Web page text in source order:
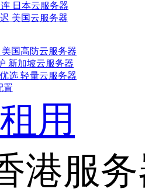
日本云服务器
美国云服务器
美国高防云服务器
新加坡云服务器
选 轻量云服务器
置
用
港服